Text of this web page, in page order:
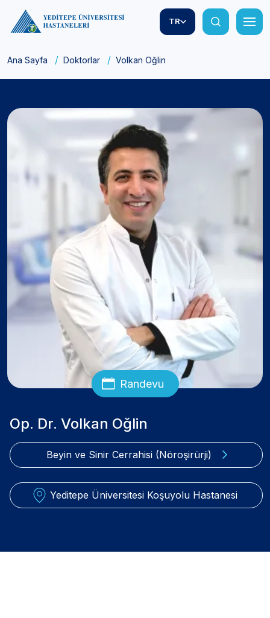
TR
Ana Sayfa Doktorlar Volkan Oğlin
Randevu
Op. Dr. Volkan Oğlin
Beyin ve Sinir Cerrahisi (Nöroşirürji)
Yeditepe Üniversitesi Koşuyolu Hastanesi